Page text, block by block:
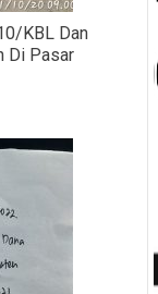
KBL Dan
Di Pasar